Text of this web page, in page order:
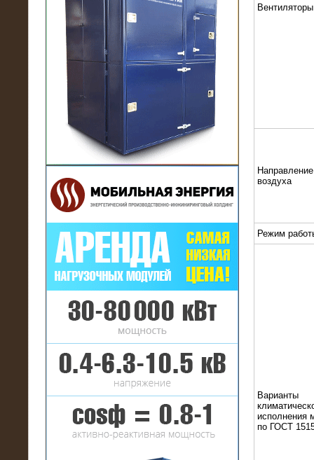
21.03.2017
Комплектная трансформаторная
подстанция 6 МВА (морское
исполнение, IP56)
16.01.2017
Аренда нагрузочного комплекса 22
МВт (10 кВ) на газовое
месторождение
Вентиляторы
воздуха
Режим
Варианты
исполнения
по ГОСТ